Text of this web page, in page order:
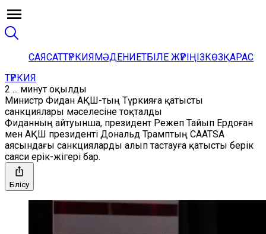
САЯСАТТҮРКИЯМӘДЕНИЕТБІЛЕ ЖҮРІҢІЗКӨЗҚАРАС
ТҮРКИЯ
2 ... минут оқылды
Министр Фидан АҚШ-тың Түркияға қатысты
санкциялары мәселесіне тоқталды
Фиданның айтуынша, президент Режеп Тайып Ердоған
мен АҚШ президенті Дональд Трамптың CAATSA
аясындағы санкцияларды алып тастауға қатысты берік
саяси ерік-жігері бар.
Бөлісу